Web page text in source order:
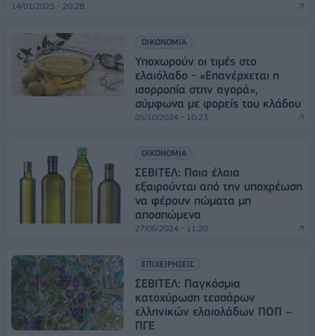
14/01/2025 - 20:28
ΟΙΚΟΝΟΜΙΑ
Υποχωρούν οι τιμές στο
ελαιόλαδο - «Επανέρχεται η
ισορροπία στην αγορά»,
σύμφωνα με φορείς του κλάδου
05/10/2024 - 10:23
ΟΙΚΟΝΟΜΙΑ
ΣΕΒΙΤΕΛ: Ποια έλαια
εξαιρούνται από την υποχρέωση
να φέρουν πώματα μη
αποσπώμενα
27/06/2024 - 11:20
ΕΠΙΧΕΙΡΗΣΕΙΣ
ΣΕΒΙΤΕΛ: Παγκόσμια
κατοχύρωση τεσσάρων
ελληνικών ελαιολάδων ΠΟΠ –
ΠΓΕ